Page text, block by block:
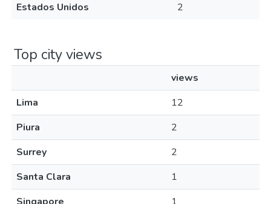
Estados Unidos
2
Top city views
views
Lima
12
Piura
2
Surrey
2
Santa Clara
1